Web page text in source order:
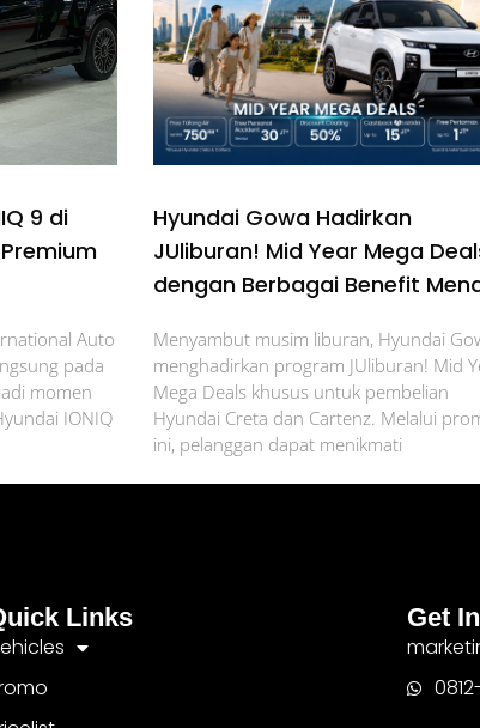
9 di
Auto
pada
momen
IONIQ
Hyundai Gowa Hadirkan
JUliburan! Mid Year Mega
dengan Berbagai Benefit
Menyambut musim liburan, Hyundai
menghadirkan program JUliburan! Mid
Mega Deals khusus untuk pembelian
Hyundai Creta dan Cartenz. Melalui
ini, pelanggan dapat menikmati
Links Get